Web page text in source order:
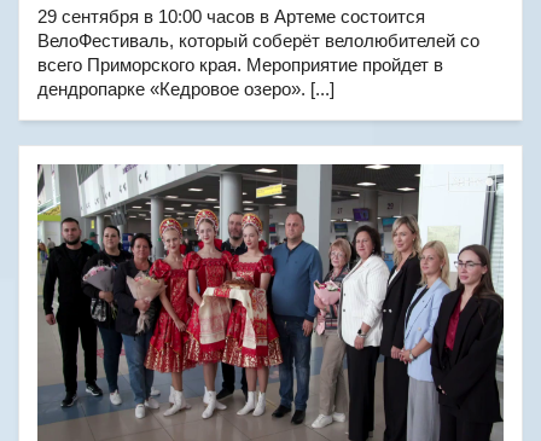
29 сентября в 10:00 часов в Артеме состоится
ВелоФестиваль, который соберёт велолюбителей со
всего Приморского края. Мероприятие пройдет в
дендропарке «Кедровое озеро». [...]